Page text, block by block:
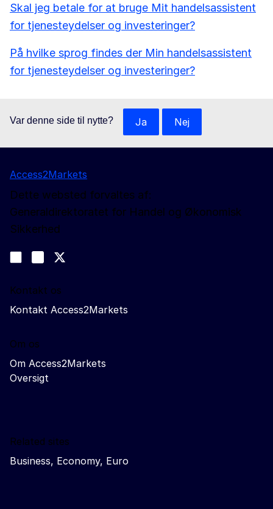
Skal jeg betale for at bruge Mit handelsassistent
for tjenesteydelser og investeringer?
På hvilke sprog findes der Min handelsassistent
for tjenesteydelser og investeringer?
Var denne side til nytte? Ja Nej
Access2Markets
Dette websted forvaltes af:
Generaldirektoratet for Handel og Økonomisk
Sikkerhed
Join us on LinkedIn
Trade-Off podcast
Kontakt os
Kontakt Access2Markets
Om os
Om Access2Markets
Oversigt
Related sites
Business, Economy, Euro